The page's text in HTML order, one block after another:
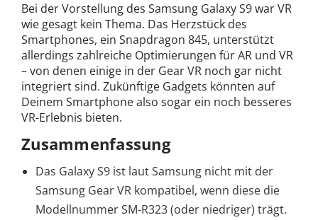
Bei der Vorstellung des Samsung Galaxy S9 war VR
wie gesagt kein Thema. Das Herzstück des
Smartphones, ein Snapdragon 845, unterstützt
allerdings zahlreiche Optimierungen für AR und VR
– von denen einige in der Gear VR noch gar nicht
integriert sind. Zukünftige Gadgets könnten auf
Deinem Smartphone also sogar ein noch besseres
VR-Erlebnis bieten.
Zusammenfassung
Das Galaxy S9 ist laut Samsung nicht mit der
Samsung Gear VR kompatibel, wenn diese die
Modellnummer SM-R323 (oder niedriger) trägt.